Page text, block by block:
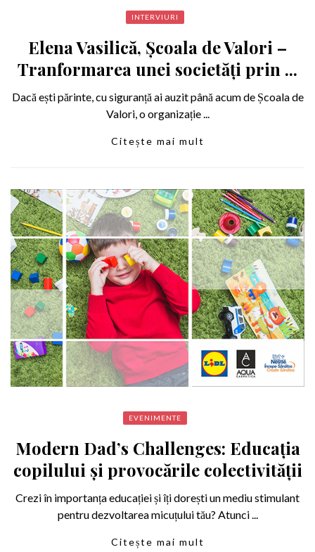
INTERVIURI
Elena Vasilică, Școala de Valori –
Tranformarea unei societăți prin ...
Dacă ești părinte, cu siguranță ai auzit până acum de Școala de
Valori, o organizație ...
Citește mai mult
EVENIMENTE
Modern Dad’s Challenges: Educația
copilului și provocările colectivității
Crezi în importanța educației și îți dorești un mediu stimulant
pentru dezvoltarea micuțului tău? Atunci ...
Citește mai mult